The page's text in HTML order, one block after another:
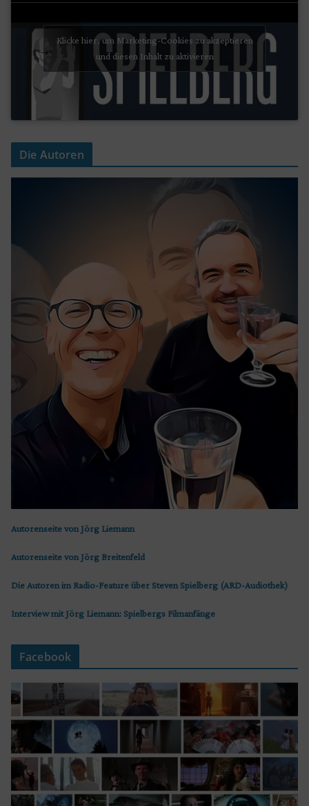
Klicke hier, um Marketing-Cookies zu akzeptieren
und diesen Inhalt zu aktivieren
Die Autoren
Autorenseite von Jörg Liemann
Autorenseite von Jörg Breitenfeld
Die Autoren im Radio-Feature über Steven Spielberg (ARD-Audiothek)
Interview mit Jörg Liemann: Spielbergs Filmanfänge
Facebook